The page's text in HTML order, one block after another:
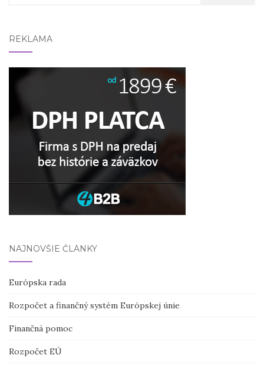
REKLAMA
NAJNOVŠIE ČLÁNKY
Európska rada
Rozpočet a finančný systém Európskej únie
Finančná pomoc
Rozpočet EÚ